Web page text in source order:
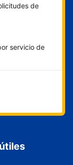
de
servicio de